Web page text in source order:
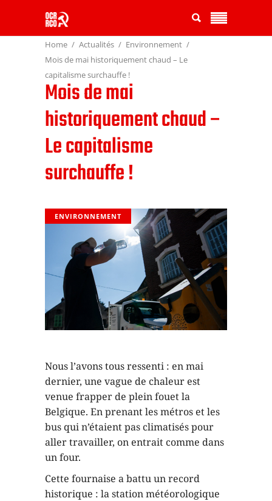
Home Actualités
Environnement
Mois de mai historiquement chaud – Le
capitalisme surchauffe !
Mois de mai
historiquement chaud –
Le capitalisme
surchauffe !
ENVIRONNEMENT
Nous l’avons tous ressenti : en mai
dernier, une vague de chaleur est
venue frapper de plein fouet la
Belgique. En prenant les métros et les
bus qui n’étaient pas climatisés pour
aller travailler, on entrait comme dans
un four.
Cette fournaise a battu un record
historique : la station météorologique